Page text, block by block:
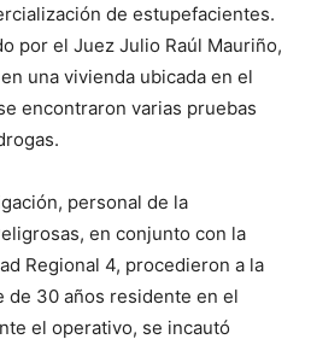
que
ve…
de estupefacientes.
por el Juez Julio Raúl Mauriño,
una vivienda ubicada en el
encontraron varias pruebas
personal de la
en conjunto con la
Regional 4, procedieron a la
de 30 años residente en el
el operativo, se incautó